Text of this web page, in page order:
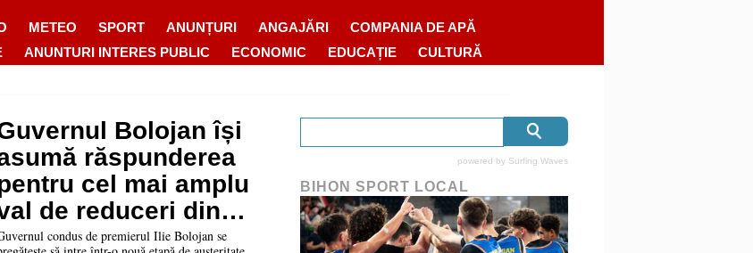
METEO SPORT ANUNȚURI ANGAJĂRI
COMPANIA DE APĂ
ANUNTURI INTERES PUBLIC ECONOMIC EDUCAȚIE CULTURĂ
Bolojan își
răspunderea
cel mai amplu
de reduceri din
condus de premierul Ilie Bolojan se
powered by Surfing Waves
BIHON SPORT LOCAL